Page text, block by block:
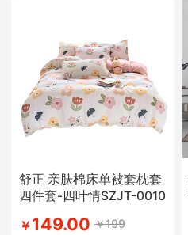
舒正 亲肤棉床单被套枕套
四件套-四叶情SZJT-0010
￥149.00 ￥199